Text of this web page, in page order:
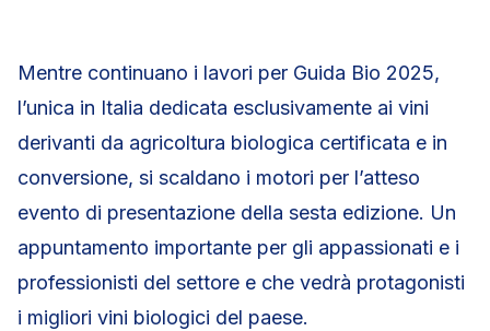
Mentre continuano i lavori per Guida Bio 2025,
l’unica in Italia dedicata esclusivamente ai vini
derivanti da agricoltura biologica certificata e in
conversione, si scaldano i motori per l’atteso
evento di presentazione della sesta edizione. Un
appuntamento importante per gli appassionati e i
professionisti del settore e che vedrà protagonisti
i migliori vini biologici del paese.